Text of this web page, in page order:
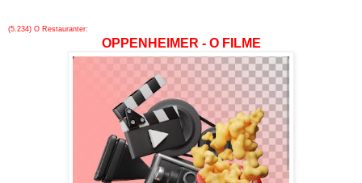
(5.234) O Restauranter:
OPPENHEIMER - O FILME